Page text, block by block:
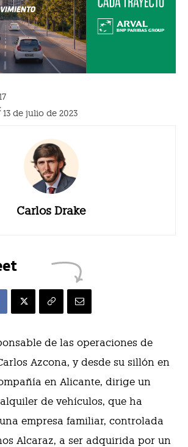
13 de julio de 2023
Carlos Drake
de las operaciones de
Azcona, y desde su sillón en
en Alicante, dirige un
de vehículos, que ha
empresa familiar, controlada
Alcaraz, a ser adquirida por un